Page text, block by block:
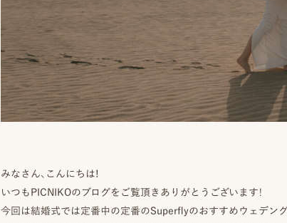
みなさん、こんにちは!
いつもPICNIKOのブログをご覧頂きありがとうございます！
今回は結婚式では定番中の定番のSuperflyのおすすめウェデン